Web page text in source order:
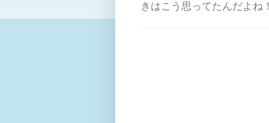
きはこう思ってたんだよ